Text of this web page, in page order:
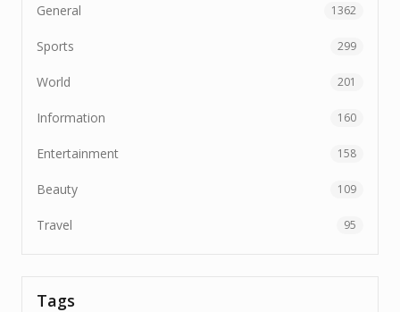
General 1362
Sports 299
World 201
Information 160
Entertainment 158
Beauty 109
Travel 95
Tags